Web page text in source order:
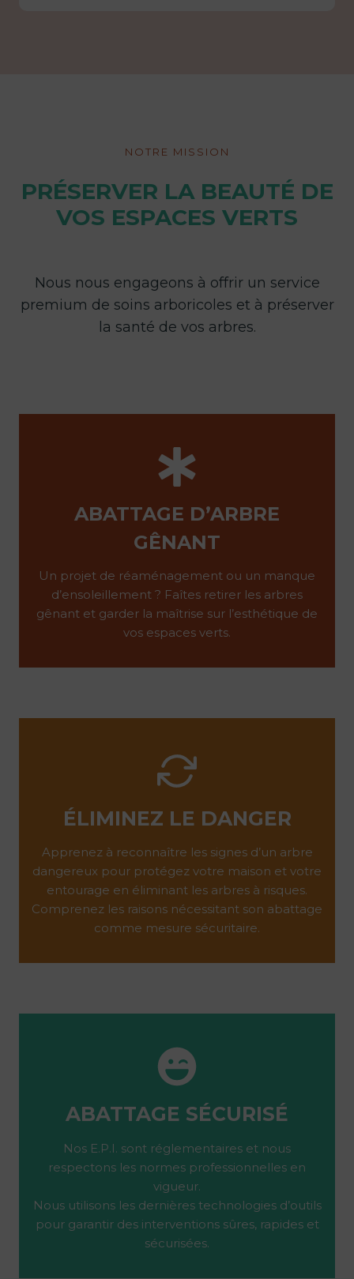
NOTRE MISSION
PRÉSERVER LA BEAUTÉ DE
VOS ESPACES VERTS
Nous nous engageons à offrir un service
premium de soins arboricoles et à préserver
la santé de vos arbres.
ABATTAGE D’ARBRE
GÊNANT
Un projet de réaménagement ou un manque
d’ensoleillement ? Faîtes retirer les arbres
gênant et garder la maîtrise sur l’esthétique de
vos espaces verts.
ÉLIMINEZ LE DANGER
Apprenez à reconnaître les signes d’un arbre
dangereux pour protégez votre maison et votre
entourage en éliminant les arbres à risques.
Comprenez les raisons nécessitant son abattage
comme mesure sécuritaire.
ABATTAGE SÉCURISÉ
Nos E.P.I. sont réglementaires et nous
respectons les normes professionnelles en
vigueur.
Nous utilisons les dernières technologies d’outils
pour garantir des interventions sûres, rapides et
sécurisées.